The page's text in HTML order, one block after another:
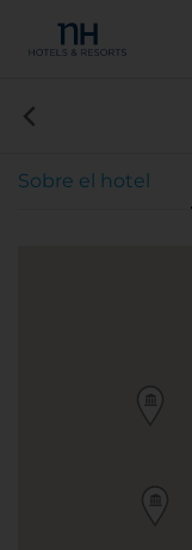
Sobre el hotel